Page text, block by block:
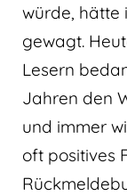
würde, hätte
gewagt.
Lesern
Jahren den
und immer
oft positives